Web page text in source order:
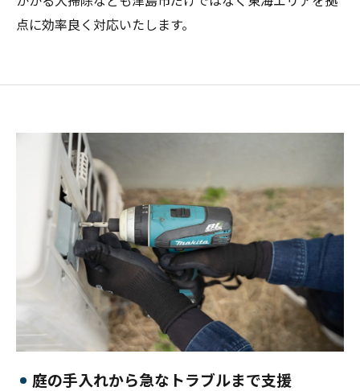
点に効率良く対応いたします。
庭の手入れから急なトラブルまで支援